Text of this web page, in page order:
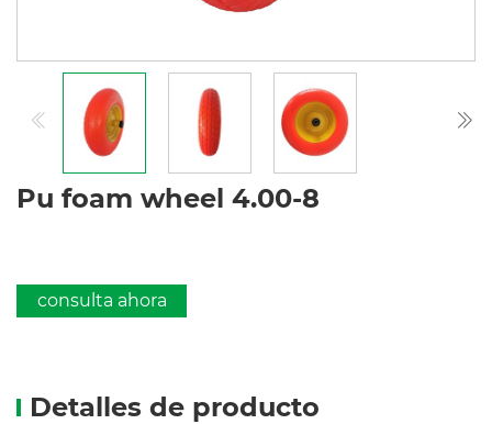
Pu foam wheel 4.00-8
consulta ahora
Detalles de producto